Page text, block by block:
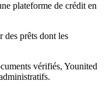
plateforme de crédit en
des prêts dont les
vérifiés, Younited